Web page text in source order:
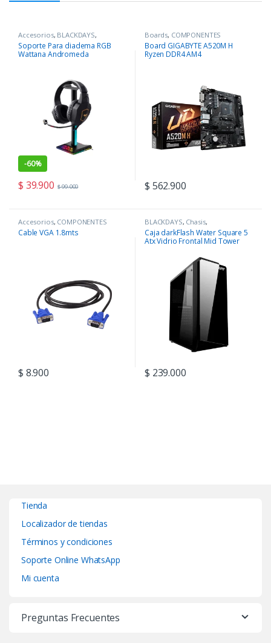
Accesorios, BLACKDAYS,
COMPONENTES , Periféricos
Soporte Para diadema RGB
Wattana Andromeda
-60%
$ 39.900 $99.000
Boards, COMPONENTES
Board GIGABYTE A520M H
Ryzen DDR4 AM4
$ 562.900
Accesorios, COMPONENTES
Cable VGA 1.8mts
$ 8.900
BLACKDAYS, Chasis,
COMPONENTES
Caja darkFlash Water Square 5
Atx Vidrio Frontal Mid Tower
$ 239.000
Tienda
Localizador de tiendas
Términos y condiciones
Soporte Online WhatsApp
Mi cuenta
Preguntas Frecuentes